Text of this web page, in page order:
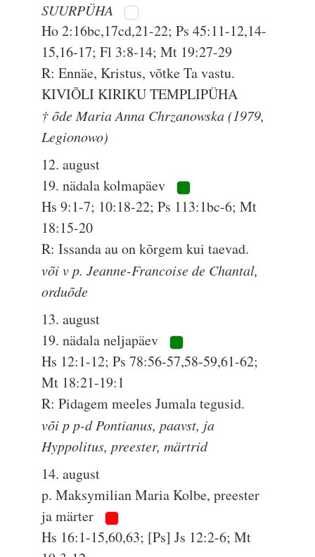
SUURPÜHA
Ho 2:16bc,17cd,21-22; Ps 45:11-12,14-
15,16-17; Fl 3:8-14; Mt 19:27-29
R: Ennäe, Kristus, võtke Ta vastu.
KIVIÕLI KIRIKU TEMPLIPÜHA
† õde Maria Anna Chrzanowska (1979,
Legionowo)
12. august
19. nädala kolmapäev
Hs 9:1-7; 10:18-22; Ps 113:1bc-6; Mt
18:15-20
R: Issanda au on kõrgem kui taevad.
või v p. Jeanne-Francoise de Chantal,
orduõde
13. august
19. nädala neljapäev
Hs 12:1-12; Ps 78:56-57,58-59,61-62;
Mt 18:21-19:1
R: Pidagem meeles Jumala tegusid.
või p p-d Pontianus, paavst, ja
Hyppolitus, preester, märtrid
14. august
p. Maksymilian Maria Kolbe, preester
ja märter
Hs 16:1-15,60,63; [Ps] Js 12:2-6; Mt